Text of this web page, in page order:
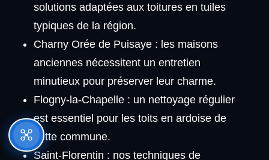
solutions adaptées aux toitures en tuiles
typiques de la région.
Charny Orée de Puisaye : les maisons
anciennes nécessitent un entretien
minutieux pour préserver leur charme.
Flogny-la-Chapelle : un nettoyage régulier
est essentiel pour les toits en ardoise de
cette commune.
Saint-Florentin : nos techniques de